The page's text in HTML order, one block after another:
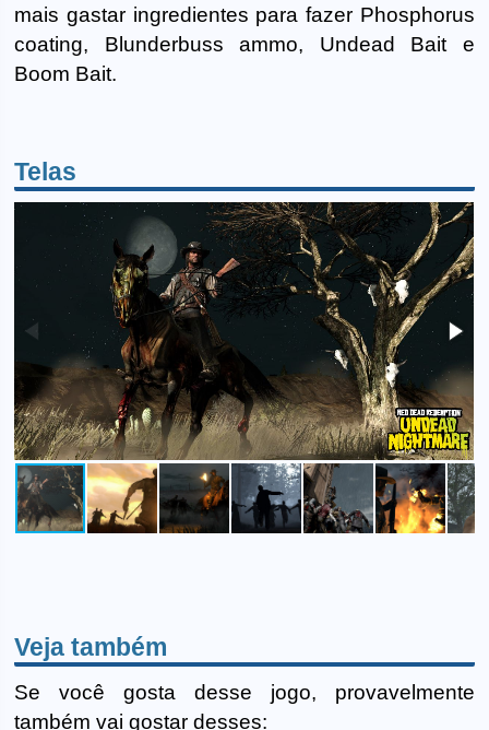
mais gastar ingredientes para fazer Phosphorus
coating, Blunderbuss ammo, Undead Bait e
Boom Bait.
Telas
Veja também
Se você gosta desse jogo, provavelmente
também vai gostar desses: